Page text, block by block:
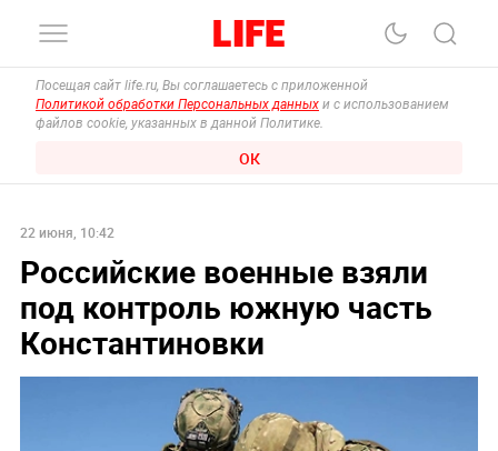
Посещая сайт life.ru, Вы соглашаетесь с приложенной
Политикой обработки Персональных данных и с использованием
файлов cookie, указанных в данной Политике.
ОК
22 июня, 10:42
Российские военные взяли
под контроль южную часть
Константиновки